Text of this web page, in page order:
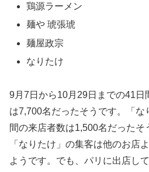
鶏源ラーメン
麺や 琥張琥
麺屋政宗
なりたけ
9月7日から10月29日までの41日
は7,700名だったそうです。「な
間の来店者数は1,500名だったそ
「なりたけ」の集客は他のお店
ようです。でも、パリに出店し